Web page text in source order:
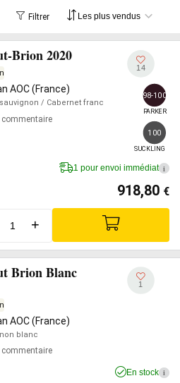
Filtrer
Brion 2020
AOC (France)
/ Cabernet franc
commentaire
14
98-100
PARKER
100
SUCKLING
1 pour envoi immédiat i
918,80 €
+
Brion Blanc
AOC (France)
blanc
commentaire
1
En stock i